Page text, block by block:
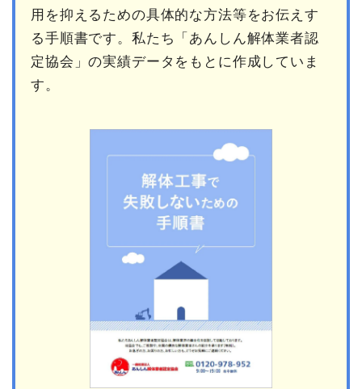
用を抑えるための具体的な方法等をお伝えす
る手順書です。私たち「あんしん解体業者認
定協会」の実績データをもとに作成していま
す。